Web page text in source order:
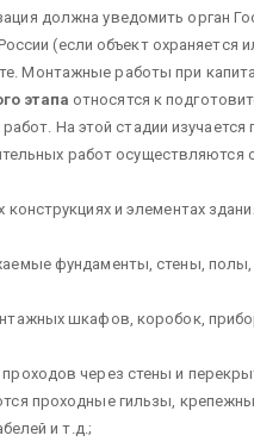
должна уведо­мить орган
(если объект охраняет­ся
Мон­тажные работы при
этапа относятся к
На этой стадии изучается
работ
и эле­ментах
фундаменты, стены, полы,
шкафов, коро­бок,
через стены и
проходные гильзы,
и т.д.;